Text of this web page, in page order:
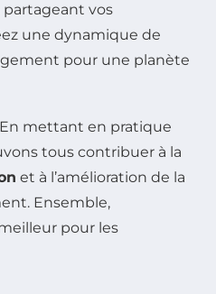
partageant vos
une dynamique de
pour une planète
mettant en pratique
tous contribuer à la
et à l’amélioration de la
Ensemble,
pour les